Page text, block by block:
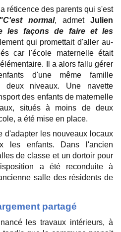
réticence des parents qui s'est
"C'est normal, admet Julien
les façons de faire et les
qui promettait d'aller au-
car l'école maternelle était
Il a alors fallu gérer
d'une même famille
deux niveaux. Une navette
des enfants de maternelle
situés à moins de deux
a été mise en place.
d'adapter les nouveaux locaux
les enfants. Dans l'ancien
de classe et un dortoir pour
a été reconduite à
salle des résidents de
partagé
les travaux intérieurs, à